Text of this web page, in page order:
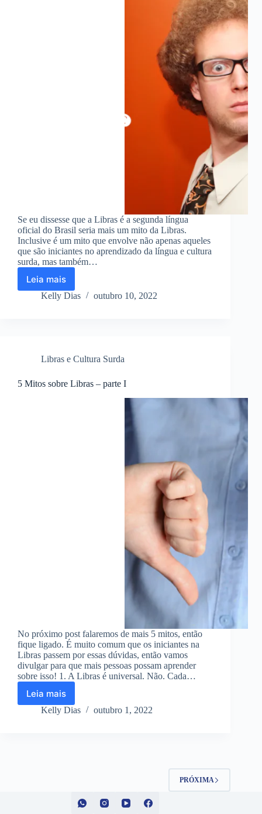
Se eu dissesse que a Libras é a segunda língua
oficial do Brasil seria mais um mito da Libras.
Inclusive é um mito que envolve não apenas aqueles
que são iniciantes no aprendizado da língua e cultura
surda, mas também…
Leia mais
Libras
NÃO
do
Kelly Dias outubro 10, 2022
Libras e Cultura Surda
5 Mitos sobre Libras – parte I
No próximo post falaremos de mais 5 mitos, então
fique ligado. É muito comum que os iniciantes na
Libras passem por essas dúvidas, então vamos
divulgar para que mais pessoas possam aprender
sobre isso! 1. A Libras é universal. Não. Cada…
Leia mais
5
Mitos
Kelly Dias outubro 1, 2022
PRÓXIMA